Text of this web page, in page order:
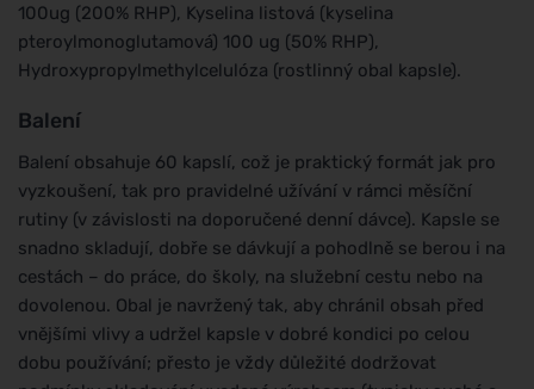
100ug (200% RHP), Kyselina listová (kyselina
pteroylmonoglutamová) 100 ug (50% RHP),
Hydroxypropylmethylcelulóza (rostlinný obal kapsle).
Balení
Balení obsahuje 60 kapslí, což je praktický formát jak pro
vyzkoušení, tak pro pravidelné užívání v rámci měsíční
rutiny (v závislosti na doporučené denní dávce). Kapsle se
snadno skladují, dobře se dávkují a pohodlně se berou i na
cestách – do práce, do školy, na služební cestu nebo na
dovolenou. Obal je navržený tak, aby chránil obsah před
vnějšími vlivy a udržel kapsle v dobré kondici po celou
dobu používání; přesto je vždy důležité dodržovat